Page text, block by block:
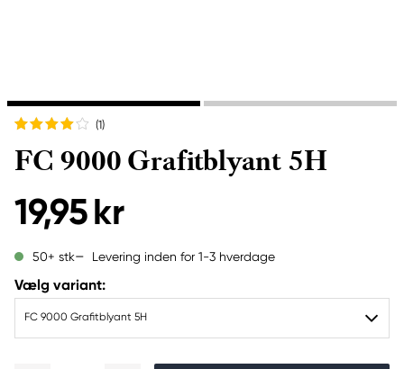
(1)
FC 9000 Grafitblyant 5H
19,95 kr
50+ stk Levering inden for 1-3 hverdage
Vælg variant:
FC 9000 Grafitblyant 5H